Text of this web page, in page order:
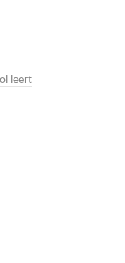
leert